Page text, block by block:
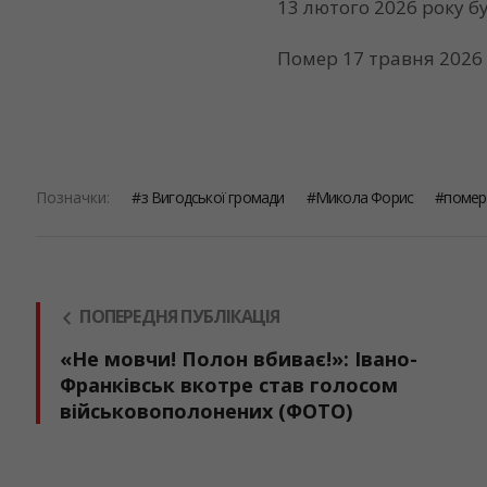
13 лютого 2026 року
Помер 17 травня 2026
Позначки: з Вигодської громади Микола Форис помер
ПОПЕРЕДНЯ ПУБЛІКАЦІЯ
«Не мовчи! Полон вбиває!»: Івано-
Франківськ вкотре став голосом
військовополонених (ФОТО)